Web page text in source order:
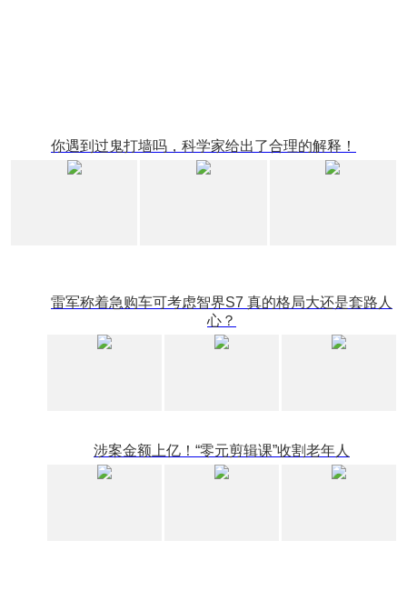
你遇到过鬼打墙吗，科学家给出了合理的解释！
雷军称着急购车可考虑智界S7 真的格局大还是套路人
心？
涉案金额上亿！“零元剪辑课”收割老年人